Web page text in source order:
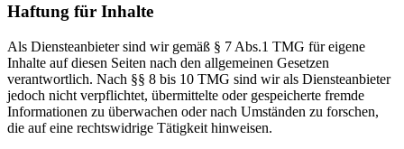
Haftung für Inhalte
Als Diensteanbieter sind wir gemäß § 7 Abs.1 TMG für eigene
Inhalte auf diesen Seiten nach den allgemeinen Gesetzen
verantwortlich. Nach §§ 8 bis 10 TMG sind wir als Diensteanbieter
jedoch nicht verpflichtet, übermittelte oder gespeicherte fremde
Informationen zu überwachen oder nach Umständen zu forschen,
die auf eine rechtswidrige Tätigkeit hinweisen.